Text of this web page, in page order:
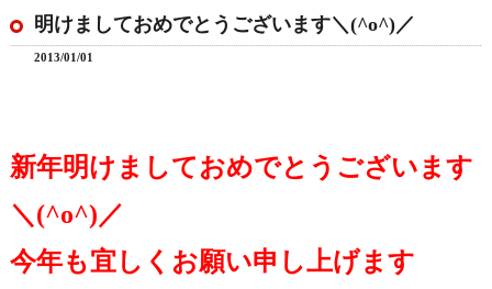
明けましておめでとうございます＼(^o^)／
2013/01/01
新年明けましておめでとうございます
＼(^o^)／
今年も宜しくお願い申し上げます